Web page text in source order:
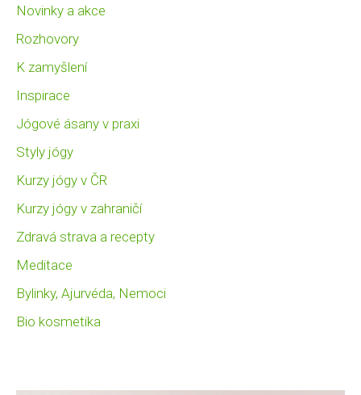
Novinky a akce
Rozhovory
K zamyšlení
Inspirace
Jógové ásany v praxi
Styly jógy
Kurzy jógy v ČR
Kurzy jógy v zahraničí
Zdravá strava a recepty
Meditace
Bylinky, Ajurvéda, Nemoci
Bio kosmetika